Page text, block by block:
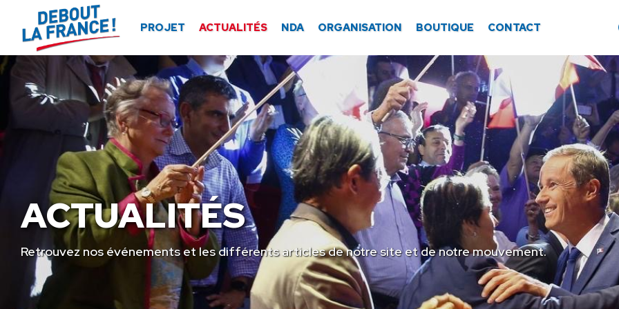
PROJET ACTUALITÉS NDA ORGANISATION BOUTIQUE CONTACT
ACTUALITÉS
Retrouvez nos événements et les différents articles de notre site et de notre mouvement.
Panneau de gestion des cookies